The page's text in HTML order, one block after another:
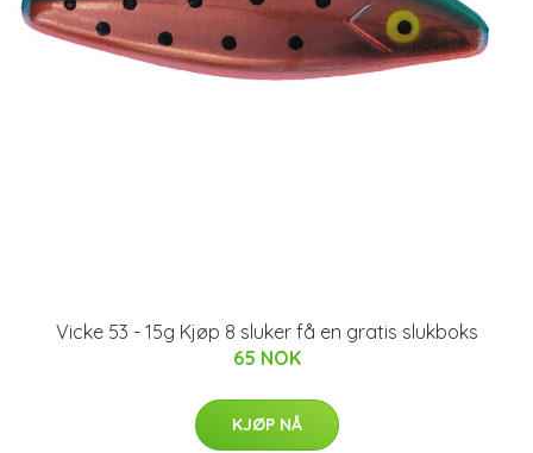
Vicke 53 - 15g Kjøp 8 sluker få en gratis slukboks
65 NOK
KJØP NÅ